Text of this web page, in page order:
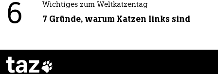
6 Wichtiges zum Weltkatzentag
7 Gründe, warum Katzen links sind
taz